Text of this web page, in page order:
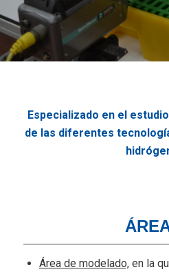
Especializado en el
de las diferentes
Área de modelado,en la